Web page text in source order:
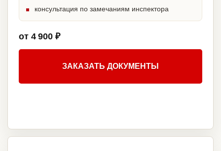
консультация по замечаниям инспектора
от 4 900 ₽
ЗАКАЗАТЬ ДОКУМЕНТЫ